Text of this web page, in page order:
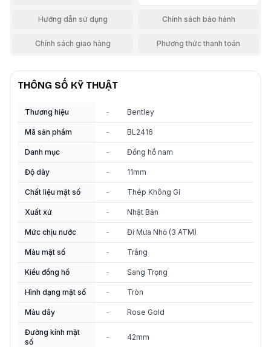
Hướng dẫn sử dụng Chính sách bảo hành
Chính sách giao hàng Phương thức thanh toán
THÔNG SỐ KỸ THUẬT
Thương hiệu - Bentley
Mã sản phẩm - BL2416
Danh mục - Đồng hồ nam
Độ dày - 11mm
Chất liệu mặt số - Thép Không Gỉ
Xuất xứ - Nhật Bản
Mức chịu nước - Đi Mưa Nhỏ (3 ATM)
Màu mặt số - Trắng
Kiểu đồng hồ - Sang Trọng
Hình dạng mặt số - Tròn
Màu dây - Rose Gold
Đường kính mặt
số
- 42mm